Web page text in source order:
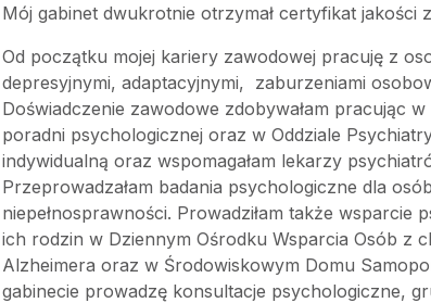
Mój gabinet dwukrotnie otrzymał certyfikat jakości
Od początku mojej kariery zawodowej pracuję z
depresyjnymi, adaptacyjnymi, zaburzeniami
Doświadczenie zawodowe zdobywałam pracując
poradni psychologicznej oraz w Oddziale
indywidualną oraz wspomagałam lekarzy
Przeprowadzałam badania psychologiczne dla
niepełnosprawności. Prowadziłam także
ich rodzin w Dziennym Ośrodku Wsparcia Osób z
Alzheimera oraz w Środowiskowym Domu
gabinecie prowadzę konsultacje psychologiczne,